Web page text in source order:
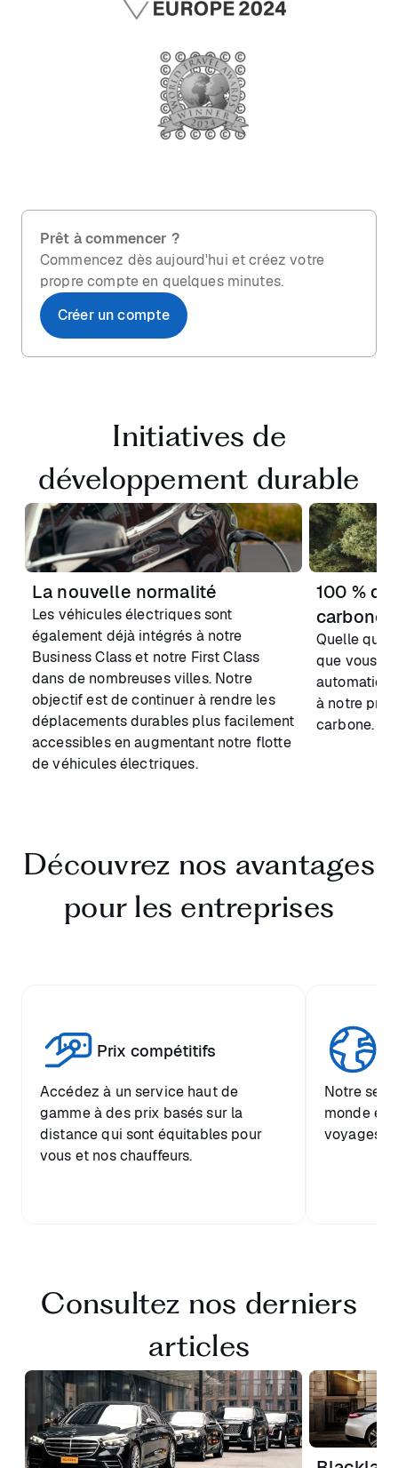
Prêt à commencer ?
Commencez dès aujourd'hui et créez votre
propre compte en quelques minutes.
Créer un compte
Initiatives de
développement durable
La nouvelle normalité
Les véhicules électriques sont
également déjà intégrés à notre
Business Class et notre First Class
dans de nombreuses villes. Notre
objectif est de continuer à rendre les
déplacements durables plus facilement
accessibles en augmentant notre flotte
de véhicules électriques.
100 %
carbone
Quelle que
que vous
à notre
carbone.
Découvrez nos avantages
pour les entreprises
Prix compétitifs
Accédez à un service haut de
gamme à des prix basés sur la
distance qui sont équitables pour
vous et nos chauffeurs.
Notre
monde
voyages
Consultez nos derniers
articles